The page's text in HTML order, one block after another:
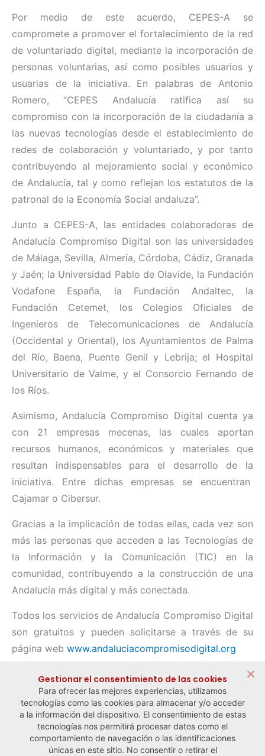
Por medio de este acuerdo, CEPES-A se
compromete a promover el fortalecimiento de la red
de voluntariado digital, mediante la incorporación de
personas voluntarias, así como posibles usuarios y
usuarias de la iniciativa. En palabras de Antonio
Romero, “CEPES Andalucía ratifica así su
compromiso con la incorporación de la ciudadanía a
las nuevas tecnologías desde el establecimiento de
redes de colaboración y voluntariado, y por tanto
contribuyendo al mejoramiento social y económico
de Andalucía, tal y como reflejan los estatutos de la
patronal de la Economía Social andaluza”.
Junto a CEPES-A, las entidades colaboradoras de
Andalucía Compromiso Digital son las universidades
de Málaga, Sevilla, Almería, Córdoba, Cádiz, Granada
y Jaén; la Universidad Pablo de Olavide, la Fundación
Vodafone España, la Fundación Andaltec, la
Fundación Cetemet, los Colegios Oficiales de
Ingenieros de Telecomunicaciones de Andalucía
(Occidental y Oriental), los Ayuntamientos de Palma
del Río, Baena, Puente Genil y Lebrija; el Hospital
Universitario de Valme, y el Consorcio Fernando de
los Ríos.
Asimismo, Andalucía Compromiso Digital cuenta ya
con 21 empresas mecenas, las cuales aportan
recursos humanos, económicos y materiales que
resultan indispensables para el desarrollo de la
iniciativa. Entre dichas empresas se encuentran
Cajamar o Cibersur.
Gracias a la implicación de todas ellas, cada vez son
más las personas que acceden a las Tecnologías de
la Información y la Comunicación (TIC) en la
comunidad, contribuyendo a la construcción de una
Andalucía más digital y más conectada.
Todos los servicios de Andalucía Compromiso Digital
son gratuitos y pueden solicitarse a través de su
página web www.andaluciacompromisodigital.org
← Noticia anterior Noticia siguiente →
Gestionar el consentimiento de las cookies
Para ofrecer las mejores experiencias, utilizamos
tecnologías como las cookies para almacenar y/o acceder
a la información del dispositivo. El consentimiento de estas
tecnologías nos permitirá procesar datos como el
comportamiento de navegación o las identificaciones
únicas en este sitio. No consentir o retirar el